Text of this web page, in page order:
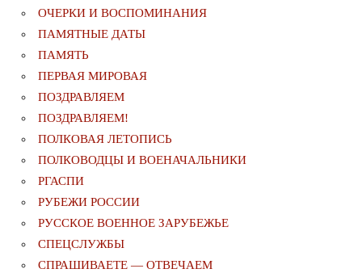
ОЧЕРКИ И ВОСПОМИНАНИЯ
ПАМЯТНЫЕ ДАТЫ
ПАМЯТЬ
ПЕРВАЯ МИРОВАЯ
ПОЗДРАВЛЯЕМ
ПОЗДРАВЛЯЕМ!
ПОЛКОВАЯ ЛЕТОПИСЬ
ПОЛКОВОДЦЫ И ВОЕНАЧАЛЬНИКИ
РГАСПИ
РУБЕЖИ РОССИИ
РУССКОЕ ВОЕННОЕ ЗАРУБЕЖЬЕ
СПЕЦСЛУЖБЫ
СПРАШИВАЕТЕ — ОТВЕЧАЕМ